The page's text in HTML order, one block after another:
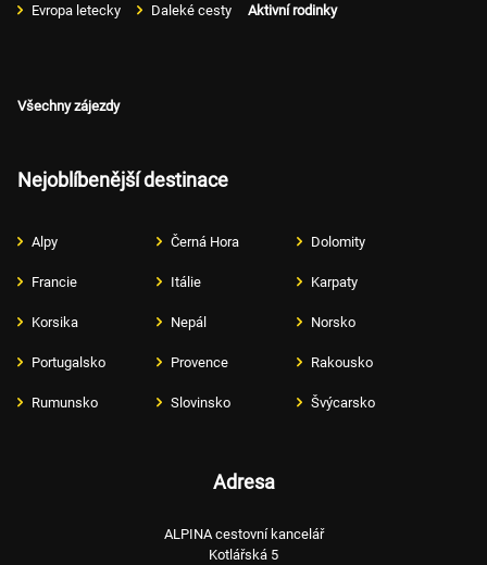
Evropa letecky Daleké cesty
Aktivní rodinky
Všechny zájezdy
Nejoblíbenější destinace
Alpy Černá Hora Dolomity
Francie Itálie Karpaty
Korsika Nepál Norsko
Portugalsko Provence Rakousko
Rumunsko Slovinsko Švýcarsko
Adresa
ALPINA cestovní kancelář
Kotlářská 5